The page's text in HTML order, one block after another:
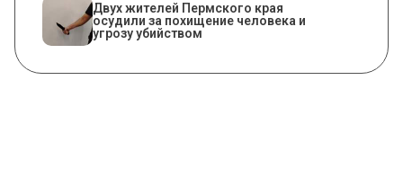
Двух жителей Пермского края
осудили за похищение человека и
угрозу убийством